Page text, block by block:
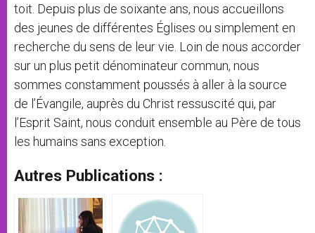
toit. Depuis plus de soixante ans, nous accueillons
des jeunes de différentes Églises ou simplement en
recherche du sens de leur vie. Loin de nous accorder
sur un plus petit dénominateur commun, nous
sommes constamment poussés à aller à la source
de l’Évangile, auprès du Christ ressuscité qui, par
l’Esprit Saint, nous conduit ensemble au Père de tous
les humains sans exception.
Autres Publications :